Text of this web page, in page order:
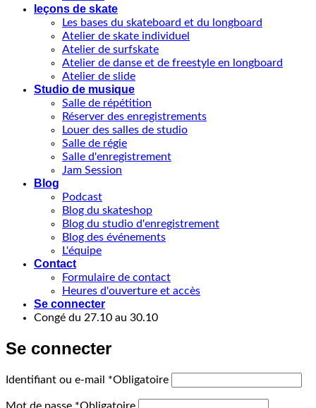
leçons de skate
Les bases du skateboard et du longboard
Atelier de skate individuel
Atelier de surfskate
Atelier de danse et de freestyle en longboard
Atelier de slide
Studio de musique
Salle de répétition
Réserver des enregistrements
Louer des salles de studio
Salle de régie
Salle d'enregistrement
Jam Session
Blog
Podcast
Blog du skateshop
Blog du studio d'enregistrement
Blog des événements
L'équipe
Contact
Formulaire de contact
Heures d'ouverture et accès
Se connecter
Congé du 27.10 au 30.10
Se connecter
Identifiant ou e-mail *Obligatoire